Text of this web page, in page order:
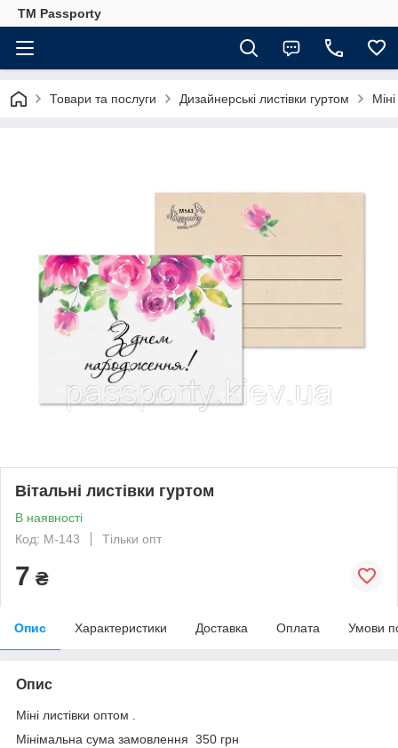
TM Passporty
Товари та послуги Дизайнерські листівки гуртом
Вітальні листівки гуртом
В наявності
Код: М-143
Тільки опт
7 ₴
Опис Характеристики Доставка Оплата Умови
Опис
Міні листівки оптом .
Мінімальна сума замовлення 350 грн